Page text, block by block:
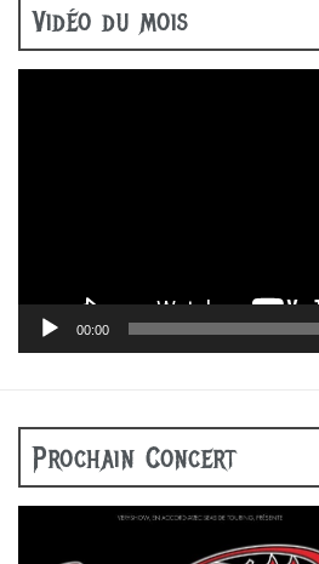
Vidéo du mois
00:00
Prochain Concert